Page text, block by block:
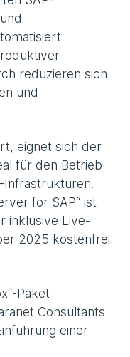
reduzieren sich
und
eignet sich der
für den Betrieb
Infrastrukturen.
for SAP“ ist
inklusive Live-
2025 kostenfrei
Paket
Consultants
einer